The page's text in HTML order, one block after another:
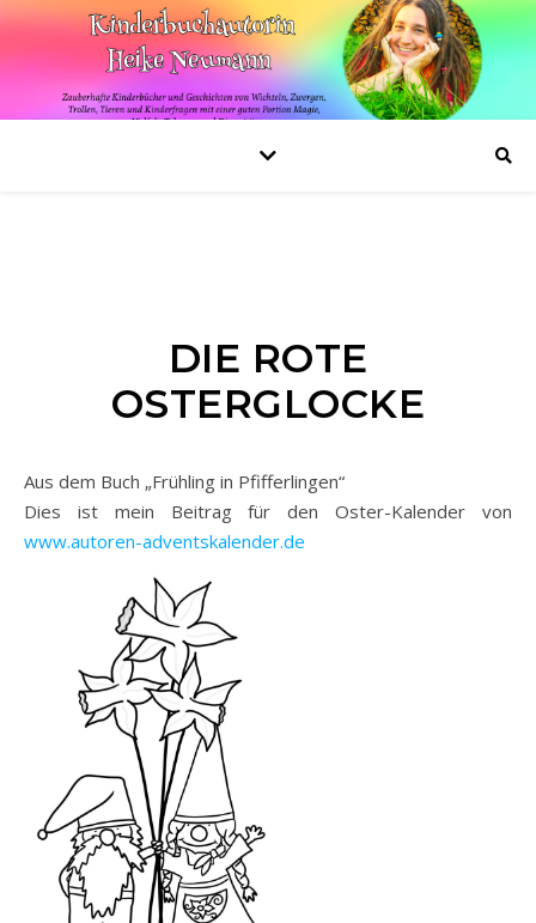
DIE ROTE
OSTERGLOCKE
Aus dem Buch „Frühling in Pfifferlingen“
Dies ist mein Beitrag für den Oster-Kalender von
www.autoren-adventskalender.de